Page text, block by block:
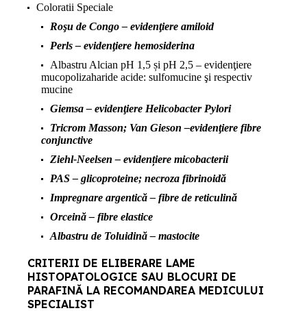
Coloratii Speciale
Roşu de Congo – evidenţiere amiloid
Perls – evidenţiere hemosiderina
Albastru Alcian pH 1,5 și pH 2,5 – evidenţiere
mucopolizaharide acide: sulfomucine şi respectiv
mucine
Giemsa – evidenţiere Helicobacter Pylori
Tricrom Masson; Van Gieson –evidenţiere fibre
conjunctive
Ziehl-Neelsen – evidențiere micobacterii
PAS – glicoproteine; necroza fibrinoidă
Impregnare argentică – fibre de reticulină
Orceină – fibre elastice
Albastru de Toluidină – mastocite
CRITERII DE ELIBERARE LAME
HISTOPATOLOGICE SAU BLOCURI DE
PARAFINĂ LA RECOMANDAREA MEDICULUI
SPECIALIST